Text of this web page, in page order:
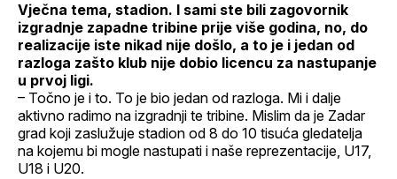
Vječna tema, stadion. I sami ste bili zagovornik
izgradnje zapadne tribine prije više godina, no, do
realizacije iste nikad nije došlo, a to je i jedan od
razloga zašto klub nije dobio licencu za nastupanje
u prvoj ligi.
– Točno je i to. To je bio jedan od razloga. Mi i dalje
aktivno radimo na izgradnji te tribine. Mislim da je Zadar
grad koji zaslužuje stadion od 8 do 10 tisuća gledatelja
na kojemu bi mogle nastupati i naše reprezentacije, U17,
U18 i U20.